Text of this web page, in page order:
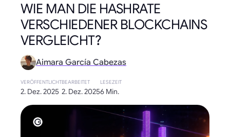
WIE MAN DIE HASHRATE
VERSCHIEDENER BLOCKCHAINS
VERGLEICHT?
Aimara García Cabezas
VERÖFFENTLICHT
2. Dez. 2025
BEARBEITET
2. Dez. 2025
LESEZEIT
6 Min.